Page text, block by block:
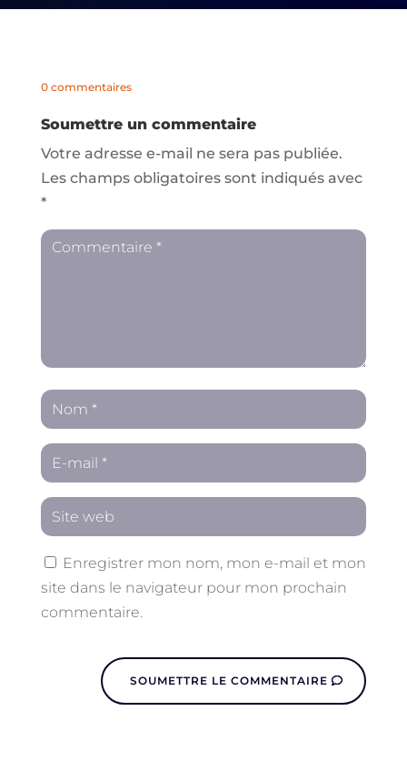
0 commentaires
Soumettre un commentaire
Votre adresse e-mail ne sera pas publiée.
Les champs obligatoires sont indiqués avec
*
Enregistrer mon nom, mon e-mail et mon
site dans le navigateur pour mon prochain
commentaire.
SOUMETTRE LE COMMENTAIRE